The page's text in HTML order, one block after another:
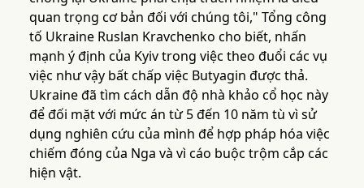
quan trọng cơ bản đối với chúng tôi," Tổng công
tố Ukraine Ruslan Kravchenko cho biết, nhấn
mạnh ý định của Kyiv trong việc theo đuổi các vụ
việc như vậy bất chấp việc Butyagin được thả.
Ukraine đã tìm cách dẫn độ nhà khảo cổ học này
để đối mặt với mức án từ 5 đến 10 năm tù vì sử
dụng nghiên cứu của mình để hợp pháp hóa việc
chiếm đóng của Nga và vì cáo buộc trộm cắp các
hiện vật.